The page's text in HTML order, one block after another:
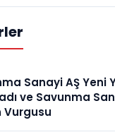
Sanayi AŞ Yeni
ve Savunma
Vurgusu